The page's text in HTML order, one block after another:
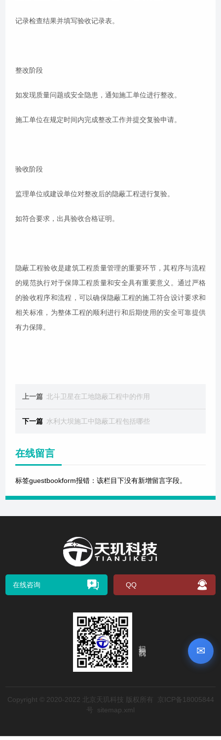
✉
记录检查结果并填写验收记录表。
整改阶段
如发现质量问题或安全隐患，通知施工单位进行整改。
施工单位在规定时间内完成整改工作并提交复验申请。
验收阶段
监理单位或建设单位对整改后的隐蔽工程进行复验。
如符合要求，出具验收合格证明。
隐蔽工程验收是建筑工程质量管理的重要环节，其程序与流程
的规范执行对于保障工程质量和安全具有重要意义。通过严格
的验收程序和流程，可以确保隐蔽工程的施工符合设计要求和
相关标准，为整体工程的顺利进行和后期使用的安全可靠提供
有力保障。
上一篇 北斗卫星在工地隐蔽工程中的作用
下一篇 水利大坝施工中隐蔽工程包括哪些
在线留言
标签guestbookform报错：该栏目下没有新增留言字段。
在线咨询 QQ
Copyright © 2020-2022 北京天玑科技 版权所有
京ICP备18005844
号
sitemap.xml